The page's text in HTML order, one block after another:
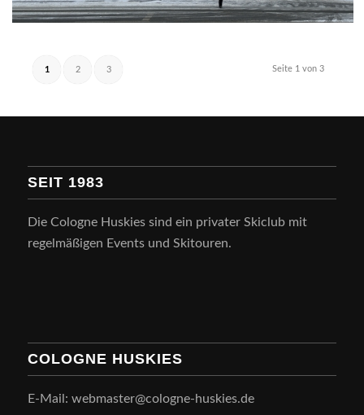
Seite 1 von 3
1 2 3
SEIT 1983
Die Cologne Huskies sind ein privater Skiclub mit
regelmäßigen Events und Skitouren.
COLOGNE HUSKIES
E-Mail: webmaster@cologne-huskies.de